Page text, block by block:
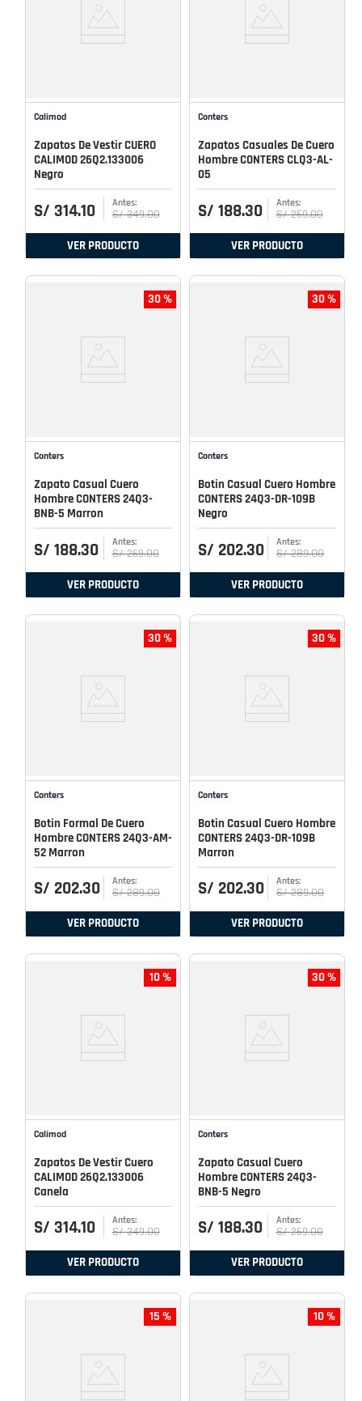
Calimod
Zapatos De Vestir CUERO
CALIMOD 26Q2.133006
Negro
S/ 314.10 S/ 349.00
VER PRODUCTO
Conters
Zapatos Casuales De Cuero
Hombre CONTERS CLQ3-AL-
05
S/ 188.30 S/ 269.00
VER PRODUCTO
30 %
Conters
Zapato Casual Cuero
Hombre CONTERS 24Q3-
BNB-5 Marron
S/ 188.30 S/ 269.00
VER PRODUCTO
30 %
Conters
Botin Casual Cuero Hombre
CONTERS 24Q3-DR-109B
Negro
S/ 202.30 S/ 289.00
VER PRODUCTO
30 %
Conters
Botin Formal De Cuero
Hombre CONTERS 24Q3-AM-
52 Marron
S/ 202.30 S/ 289.00
VER PRODUCTO
30 %
Conters
Botin Casual Cuero Hombre
CONTERS 24Q3-DR-109B
Marron
S/ 202.30 S/ 289.00
VER PRODUCTO
10 %
Calimod
Zapatos De Vestir Cuero
CALIMOD 26Q2.133006
Canela
S/ 314.10 S/ 349.00
VER PRODUCTO
30 %
Conters
Zapato Casual Cuero
Hombre CONTERS 24Q3-
BNB-5 Negro
S/ 188.30 S/ 269.00
VER PRODUCTO
15 % 10 %